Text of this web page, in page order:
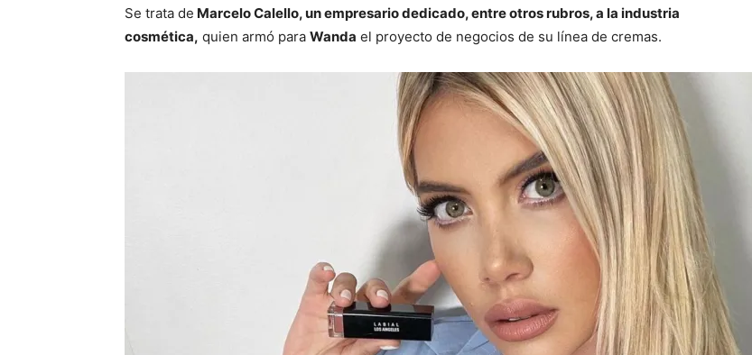
Se trata de Marcelo Calello, un empresario dedicado, entre otros rubros, a la industria
cosmética, quien armó para Wanda el proyecto de negocios de su línea de cremas.